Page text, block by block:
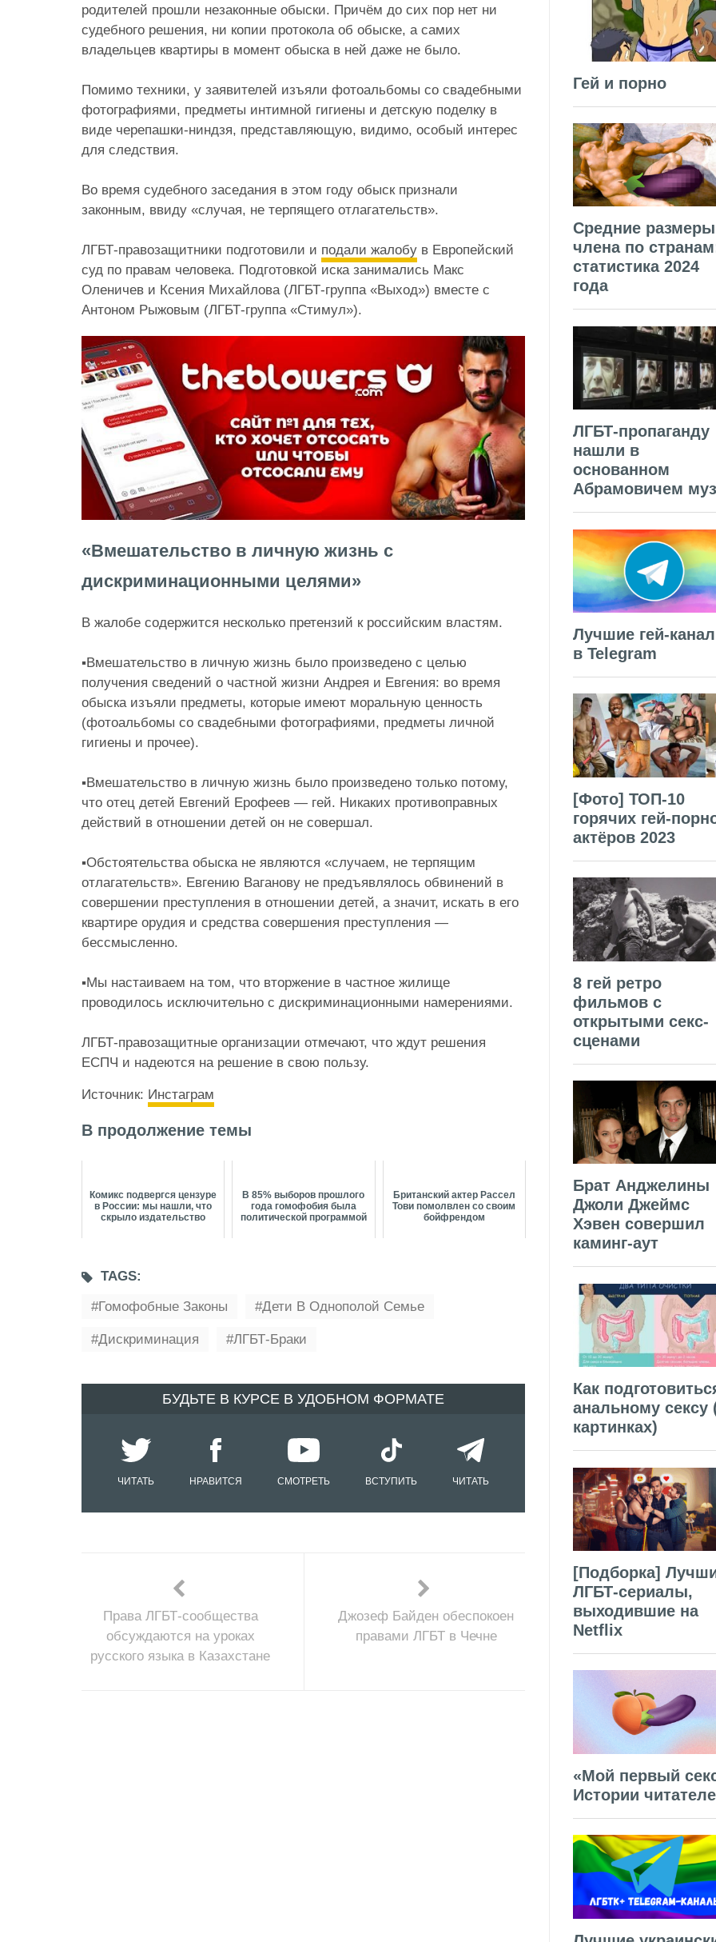
родителей прошли незаконные обыски. Причём до сих пор нет ни
судебного решения, ни копии протокола об обыске, а самих
владельцев квартиры в момент обыска в ней даже не было.
Помимо техники, у заявителей изъяли фотоальбомы со свадебными
фотографиями, предметы интимной гигиены и детскую поделку в
виде черепашки-ниндзя, представляющую, видимо, особый интерес
для следствия.
Во время судебного заседания в этом году обыск признали
законным, ввиду «случая, не терпящего отлагательств».
ЛГБТ-правозащитники подготовили и подали жалобу в Европейский
суд по правам человека. Подготовкой иска занимались Макс
Оленичев и Ксения Михайлова (ЛГБТ-группа «Выход») вместе с
Антоном Рыжовым (ЛГБТ-группа «Стимул»).
«Вмешательство в личную жизнь с
дискриминационными целями»
В жалобе содержится несколько претензий к российским властям.
▪️Вмешательство в личную жизнь было произведено с целью
получения сведений о частной жизни Андрея и Евгения: во время
обыска изъяли предметы, которые имеют моральную ценность
(фотоальбомы со свадебными фотографиями, предметы личной
гигиены и прочее).
▪️Вмешательство в личную жизнь было произведено только потому,
что отец детей Евгений Ерофеев — гей. Никаких противоправных
действий в отношении детей он не совершал.
▪️Обстоятельства обыска не являются «случаем, не терпящим
отлагательств». Евгению Ваганову не предъявлялось обвинений в
совершении преступления в отношении детей, а значит, искать в его
квартире орудия и средства совершения преступления —
бессмысленно.
▪️Мы настаиваем на том, что вторжение в частное жилище
проводилось исключительно с дискриминационными намерениями.
ЛГБТ-правозащитные организации отмечают, что ждут решения
ЕСПЧ и надеются на решение в свою пользу.
Источник: Инстаграм
В продолжение темы
Комикс подвергся цензуре
в России: мы нашли, что
скрыло издательство
В 85% выборов прошлого
года гомофобия была
политической программой
Британский актер Рассел
Тови помолвлен со своим
бойфрендом
TAGS:
Гомофобные Законы
Дети В Однополой Семье
Дискриминация ЛГБТ-Браки
БУДЬТЕ В КУРСЕ В УДОБНОМ ФОРМАТЕ
ЧИТАТЬ НРАВИТСЯ СМОТРЕТЬ ВСТУПИТЬ ЧИТАТЬ
Права ЛГБТ-сообщества
обсуждаются на уроках
русского языка в Казахстане
Джозеф Байден обеспокоен
правами ЛГБТ в Чечне
Гей и порно
Средние размеры
члена по
статистика 2024
года
ЛГБТ-пропаганду
нашли в
основанном
Абрамовичем
Лучшие гей-
в Telegram
[Фото] ТОП-10
горячих гей-
актёров 2023
8 гей ретро
фильмов с
открытыми секс-
сценами
Брат Анджелины
Джоли Джеймс
Хэвен совершил
каминг-аут
Как
анальному сексу
картинках)
[Подборка]
ЛГБТ-сериалы,
выходившие на
Netflix
«Мой первый
Истории